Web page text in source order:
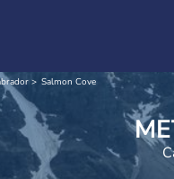
Salmon Cove